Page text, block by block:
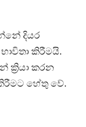
දියර
කිරීමයි.
ක්‍රියා කරන
හේතු වේ.